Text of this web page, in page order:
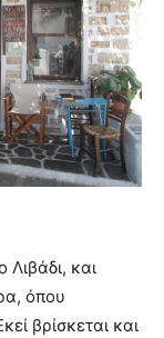
και
όπου
βρίσκεται και